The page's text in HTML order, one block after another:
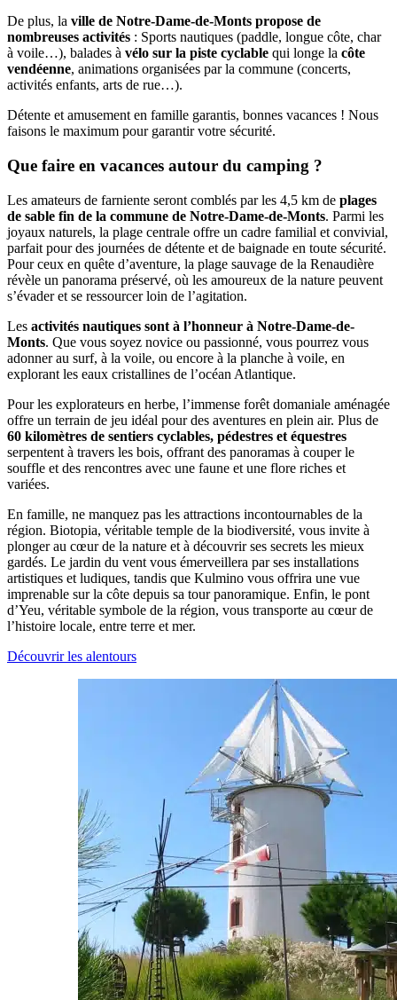
De plus, la ville de Notre-Dame-de-Monts propose de
nombreuses activités : Sports nautiques (paddle, longue côte, char
à voile…), balades à vélo sur la piste cyclable qui longe la côte
vendéenne, animations organisées par la commune (concerts,
activités enfants, arts de rue…).
Détente et amusement en famille garantis, bonnes vacances ! Nous
faisons le maximum pour garantir votre sécurité.
Que faire en vacances autour du camping ?
Les amateurs de farniente seront comblés par les 4,5 km de plages
de sable fin de la commune de Notre-Dame-de-Monts. Parmi les
joyaux naturels, la plage centrale offre un cadre familial et convivial,
parfait pour des journées de détente et de baignade en toute sécurité.
Pour ceux en quête d’aventure, la plage sauvage de la Renaudière
révèle un panorama préservé, où les amoureux de la nature peuvent
s’évader et se ressourcer loin de l’agitation.
Les activités nautiques sont à l’honneur à Notre-Dame-de-
Monts. Que vous soyez novice ou passionné, vous pourrez vous
adonner au surf, à la voile, ou encore à la planche à voile, en
explorant les eaux cristallines de l’océan Atlantique.
Pour les explorateurs en herbe, l’immense forêt domaniale aménagée
offre un terrain de jeu idéal pour des aventures en plein air. Plus de
60 kilomètres de sentiers cyclables, pédestres et équestres
serpentent à travers les bois, offrant des panoramas à couper le
souffle et des rencontres avec une faune et une flore riches et
variées.
En famille, ne manquez pas les attractions incontournables de la
région. Biotopia, véritable temple de la biodiversité, vous invite à
plonger au cœur de la nature et à découvrir ses secrets les mieux
gardés. Le jardin du vent vous émerveillera par ses installations
artistiques et ludiques, tandis que Kulmino vous offrira une vue
imprenable sur la côte depuis sa tour panoramique. Enfin, le pont
d’Yeu, véritable symbole de la région, vous transporte au cœur de
l’histoire locale, entre terre et mer.
Découvrir les alentours